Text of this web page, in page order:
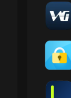
来源：
v21.0.3 AIO
janm999
谢谢分享
来源：